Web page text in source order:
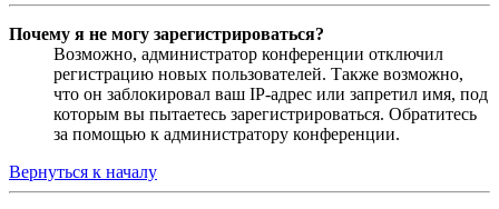
Почему я не могу зарегистрироваться?
Возможно, администратор конференции отключил
регистрацию новых пользователей. Также возможно,
что он заблокировал ваш IP-адрес или запретил имя, под
которым вы пытаетесь зарегистрироваться. Обратитесь
за помощью к администратору конференции.
Вернуться к началу